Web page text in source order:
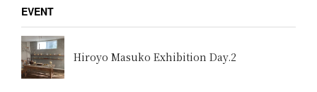
EVENT
Hiroyo Masuko Exhibition Day.2